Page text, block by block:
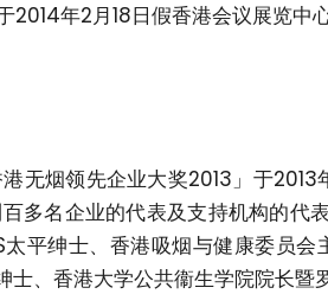
年2月18日假香港会议展览中
无烟领先企业大奖2013」于2013
多名企业的代表及支持机构的
平绅士、香港吸烟与健康委员会
、香港大学公共衞生学院院长暨